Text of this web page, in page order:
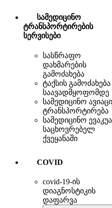
სამედიცინო
ტრანსპორტირების
სერვისები
სასწრაფო
დახმარების
გამოძახება
ტაქსის გამოძახება
საავადმყოფომდე
სამედიცინო
ტრანსპორტირება
სამედიცინო
საცხოვრებელ
ქვეყანაში
COVID
covid-19-ის
დიაგნოსტიკის
დაფარვა